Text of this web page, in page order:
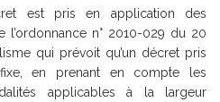
est pris en application des
l’ordonnance n° 2010-029 du 20
qui prévoit qu’un décret pris
en prenant en compte les
applicables à la largeur